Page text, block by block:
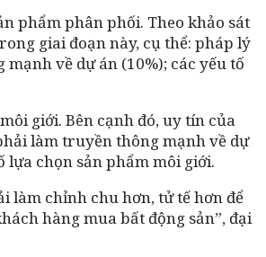
phẩm phân phối. Theo khảo sát
giai đoạn này, cụ thể: pháp lý
về dự án (10%); các yếu tố
giới. Bên cạnh đó, uy tín của
làm truyền thông mạnh về dự
lựa chọn sản phẩm môi giới.
làm chỉnh chu hơn, tử tế hơn để
hàng mua bất động sản”, đại